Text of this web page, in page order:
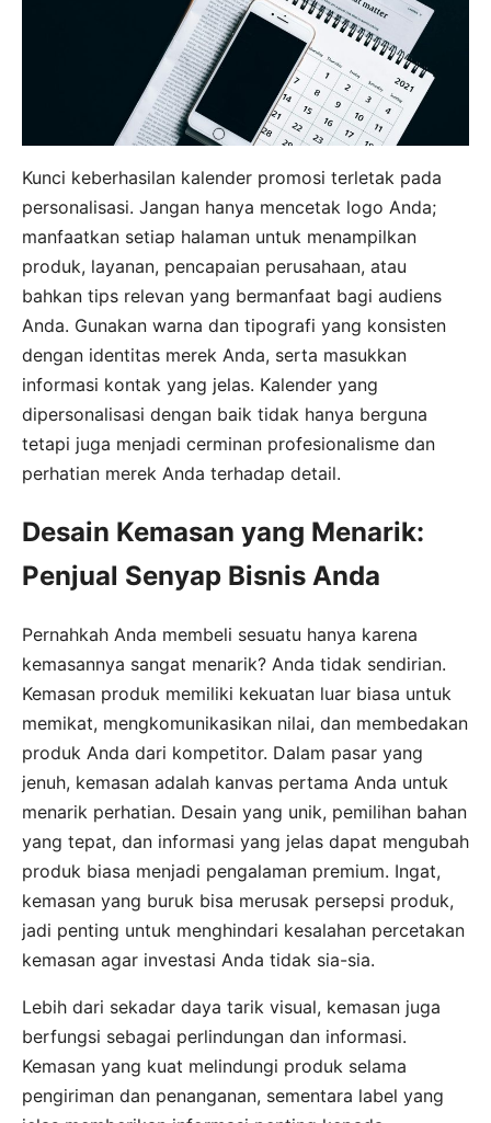
Kunci keberhasilan kalender promosi terletak pada
personalisasi. Jangan hanya mencetak logo Anda;
manfaatkan setiap halaman untuk menampilkan
produk, layanan, pencapaian perusahaan, atau
bahkan tips relevan yang bermanfaat bagi audiens
Anda. Gunakan warna dan tipografi yang konsisten
dengan identitas merek Anda, serta masukkan
informasi kontak yang jelas. Kalender yang
dipersonalisasi dengan baik tidak hanya berguna
tetapi juga menjadi cerminan profesionalisme dan
perhatian merek Anda terhadap detail.
Desain Kemasan yang Menarik:
Penjual Senyap Bisnis Anda
Pernahkah Anda membeli sesuatu hanya karena
kemasannya sangat menarik? Anda tidak sendirian.
Kemasan produk memiliki kekuatan luar biasa untuk
memikat, mengkomunikasikan nilai, dan membedakan
produk Anda dari kompetitor. Dalam pasar yang
jenuh, kemasan adalah kanvas pertama Anda untuk
menarik perhatian. Desain yang unik, pemilihan bahan
yang tepat, dan informasi yang jelas dapat mengubah
produk biasa menjadi pengalaman premium. Ingat,
kemasan yang buruk bisa merusak persepsi produk,
jadi penting untuk menghindari kesalahan percetakan
kemasan agar investasi Anda tidak sia-sia.
Lebih dari sekadar daya tarik visual, kemasan juga
berfungsi sebagai perlindungan dan informasi.
Kemasan yang kuat melindungi produk selama
pengiriman dan penanganan, sementara label yang